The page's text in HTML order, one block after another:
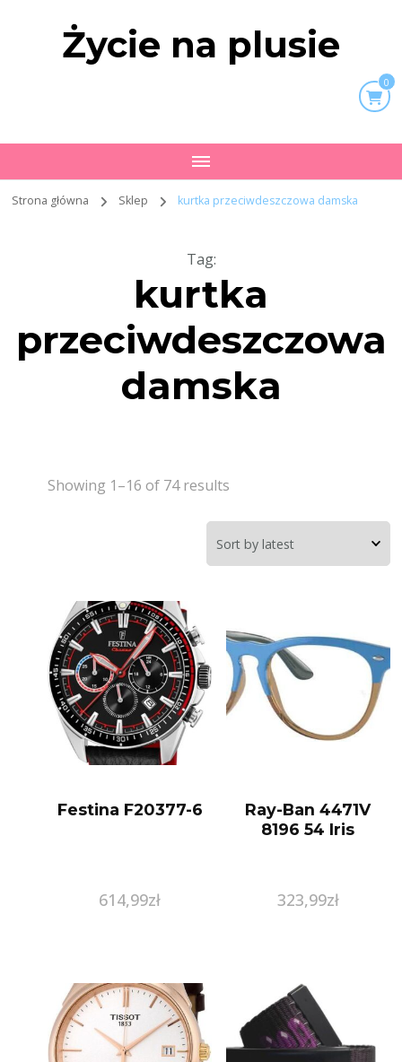
Życie na plusie
0
Strona główna Sklep kurtka przeciwdeszczowa damska
Tag:
kurtka
przeciwdeszczowa
damska
Showing 1–16 of 74 results
Festina F20377-6
614,99zł
Ray-Ban 4471V
8196 54 Iris
323,99zł